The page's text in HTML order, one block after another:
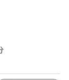
おり、シス
セキュリテ
ります。